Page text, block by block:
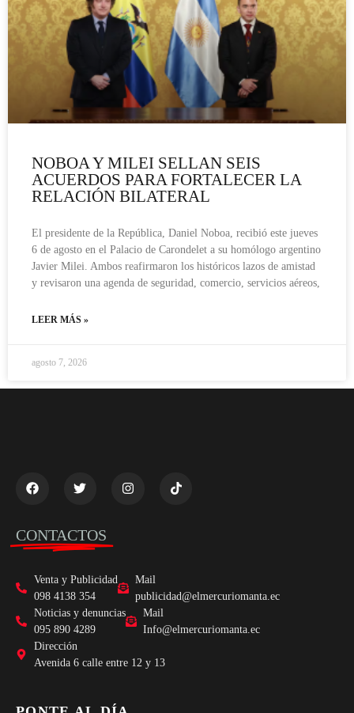
NOBOA Y MILEI SELLAN SEIS
ACUERDOS PARA FORTALECER LA
RELACIÓN BILATERAL
El presidente de la República, Daniel Noboa, recibió este jueves
6 de agosto en el Palacio de Carondelet a su homólogo argentino
Javier Milei. Ambos reafirmaron los históricos lazos de amistad
y revisaron una agenda de seguridad, comercio, servicios aéreos,
LEER MÁS »
agosto 7, 2026
CONTACTOS
Venta y Publicidad
098 4138 354
Mail
publicidad@elmercuriomanta.ec
Noticias y denuncias
095 890 4289
Mail
Info@elmercuriomanta.ec
Dirección
Avenida 6 calle entre 12 y 13